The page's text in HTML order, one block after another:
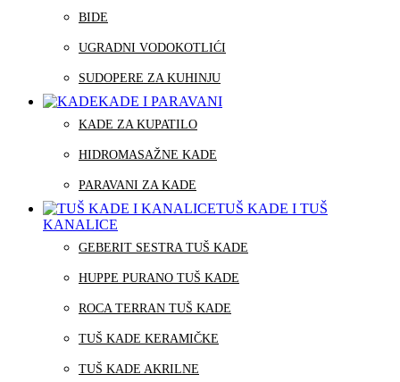
BIDE
UGRADNI VODOKOTLIĆI
SUDOPERE ZA KUHINJU
KADE I PARAVANI
KADE ZA KUPATILO
HIDROMASAŽNE KADE
PARAVANI ZA KADE
TUŠ KADE I TUŠ
KANALICE
GEBERIT SESTRA TUŠ KADE
HUPPE PURANO TUŠ KADE
ROCA TERRAN TUŠ KADE
TUŠ KADE KERAMIČKE
TUŠ KADE AKRILNE